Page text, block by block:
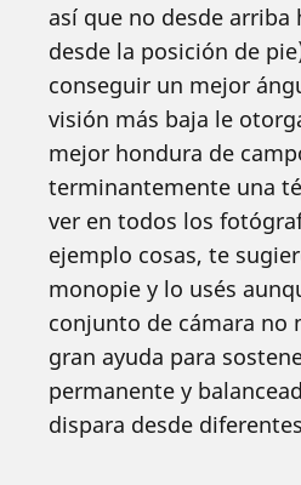
así que no desde arriba
desde la posición de
conseguir un mejor
visión más baja le
mejor hondura de
terminantemente una
ver en todos los
ejemplo cosas, te
monopie y lo usés
conjunto de cámara no
gran ayuda para
permanente y
dispara desde